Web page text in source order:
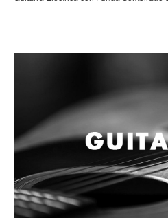
Redoblantes
Tambores
Bombos
Platillos